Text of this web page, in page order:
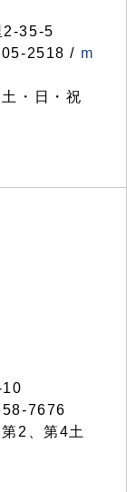
2-35-5
2518 / m
・日・祝
7676
2、第4土